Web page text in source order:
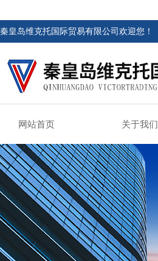
秦皇岛维克托国际贸易有限公司欢迎您！
网站首页 关于我们